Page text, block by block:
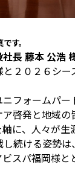
す。
長 藤本 公浩
２０２６シ
フォームパ
啓発と地域
に、人々が
続ける姿勢は
スパ福岡様